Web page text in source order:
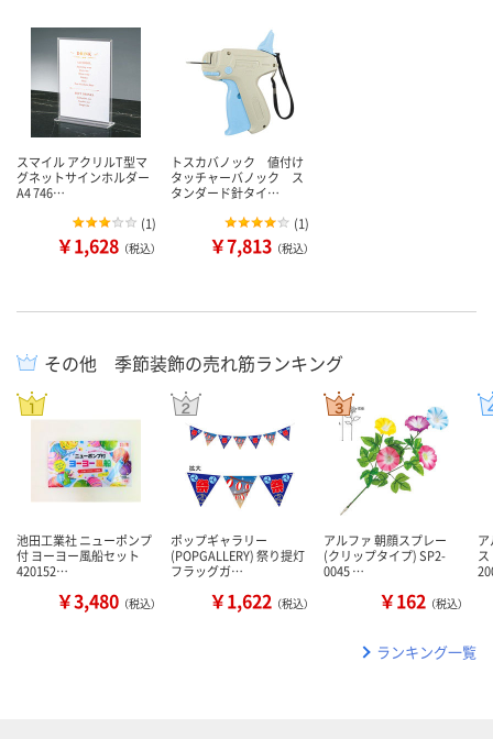
スマイル アクリルT型マ
グネットサインホルダー
A4 746…
(1)
￥1,628 （税込）
トスカバノック 値付け
タッチャーバノック ス
タンダード針タイ…
(1)
￥7,813 （税込）
その他 季節装飾の売れ筋ランキング
池田工業社 ニューポンプ
付 ヨーヨー風船セット
420152…
￥3,480 （税込）
ポップギャラリー
(POPGALLERY) 祭り提灯
フラッグガ…
￥1,622 （税込）
アルファ 朝顔スプレー
(クリップタイプ) SP2-
0045 …
￥162 （税込）
ランキング一覧